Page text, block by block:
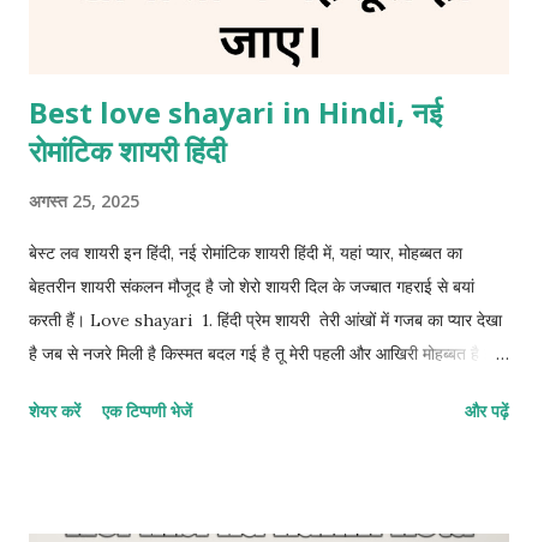
Best love shayari in Hindi, नई
रोमांटिक शायरी हिंदी
अगस्त 25, 2025
बेस्ट लव शायरी इन हिंदी, नई रोमांटिक शायरी हिंदी में, यहां प्यार, मोहब्बत का
बेहतरीन शायरी संकलन मौजूद है जो शेरो शायरी दिल के जज्बात गहराई से बयां
करती हैं। Love shayari 1. हिंदी प्रेम शायरी तेरी आंखों में गजब का प्यार देखा
है जब से नजरे मिली है किस्मत बदल गई है तू मेरी पहली और आखिरी मोहब्बत है इस
मुस्कान में बस गई है मेरी बंदगी धड़कनों से जुड़ गई अगर उम्र भर के लिए साथ मिल
शेयर करें एक टिप्पणी भेजें और पढ़ें